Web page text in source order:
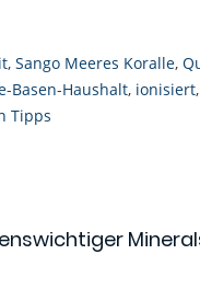
, Sango Meeres Koralle,
Basen-Haushalt, ionisiert,
Tipps